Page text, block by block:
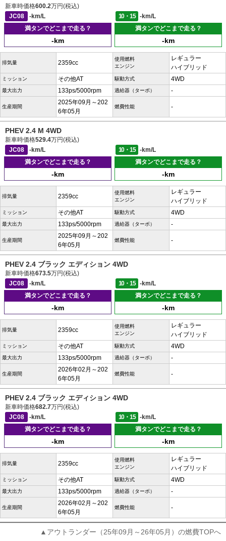
新車時価格600.2万円(税込)
JC08
-km/L 10・15
-km/L
満タンでどこまで走る？
-km
満タンでどこまで走る？
-km
排気量 2359cc
使用燃料
エンジン
レギュラー
ハイブリッド
ミッション その他AT 駆動方式 4WD
最大出力 133ps/5000rpm 過給器（ターボ） -
生産期間
2025年09月～202
6年05月
燃費性能 -
PHEV 2.4 M 4WD
新車時価格529.4万円(税込)
JC08
-km/L 10・15
-km/L
満タンでどこまで走る？
-km
満タンでどこまで走る？
-km
排気量 2359cc
使用燃料
エンジン
レギュラー
ハイブリッド
ミッション その他AT 駆動方式 4WD
最大出力 133ps/5000rpm 過給器（ターボ） -
生産期間
2025年09月～202
6年05月
燃費性能 -
PHEV 2.4 ブラック エディション 4WD
新車時価格673.5万円(税込)
JC08
-km/L 10・15
-km/L
満タンでどこまで走る？
-km
満タンでどこまで走る？
-km
排気量 2359cc
使用燃料
エンジン
レギュラー
ハイブリッド
ミッション その他AT 駆動方式 4WD
最大出力 133ps/5000rpm 過給器（ターボ） -
生産期間
2026年02月～202
6年05月
燃費性能 -
PHEV 2.4 ブラック エディション 4WD
新車時価格682.7万円(税込)
JC08
-km/L 10・15
-km/L
満タンでどこまで走る？
-km
満タンでどこまで走る？
-km
排気量 2359cc
使用燃料
エンジン
レギュラー
ハイブリッド
ミッション その他AT 駆動方式 4WD
最大出力 133ps/5000rpm 過給器（ターボ） -
生産期間
2026年02月～202
6年05月
燃費性能 -
▲アウトランダー（25年09月～26年05月）の燃費TOPへ